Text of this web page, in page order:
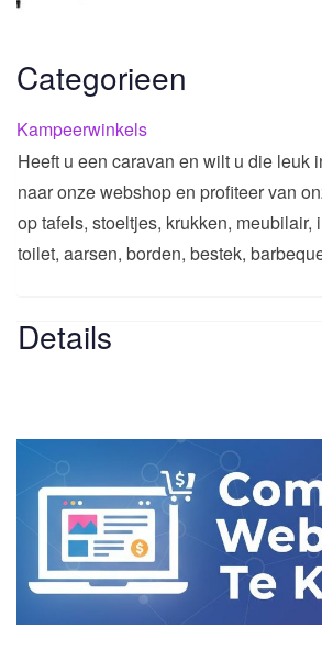
Categorieen
Kampeerwinkels
Heeft u een caravan en wilt u die leuk
naar onze webshop en profiteer van
op tafels, stoeltjes, krukken, meubilair,
toilet, aarsen, borden, bestek,
Details